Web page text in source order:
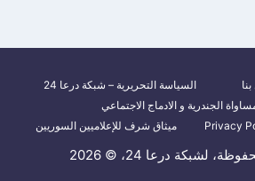
السياسة التحريرية – شبكة درعا 24
الجندرية و الادماج الاجتماعي
ميثاق شرف للإعلاميين السوريين
لشبكة درعا 24، © 2026